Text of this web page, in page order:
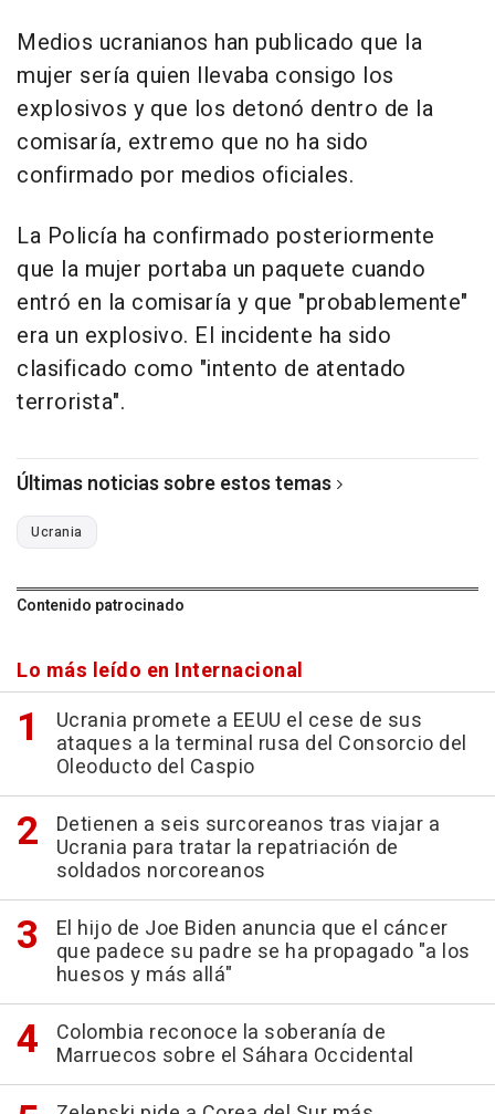
Medios ucranianos han publicado que la
mujer sería quien llevaba consigo los
explosivos y que los detonó dentro de la
comisaría, extremo que no ha sido
confirmado por medios oficiales.
La Policía ha confirmado posteriormente
que la mujer portaba un paquete cuando
entró en la comisaría y que "probablemente"
era un explosivo. El incidente ha sido
clasificado como "intento de atentado
terrorista".
Últimas noticias sobre estos temas
Ucrania
Contenido patrocinado
Lo más leído en Internacional
Ucrania promete a EEUU el cese de sus
ataques a la terminal rusa del Consorcio del
Oleoducto del Caspio
Detienen a seis surcoreanos tras viajar a
Ucrania para tratar la repatriación de
soldados norcoreanos
El hijo de Joe Biden anuncia que el cáncer
que padece su padre se ha propagado "a los
huesos y más allá"
Colombia reconoce la soberanía de
Marruecos sobre el Sáhara Occidental